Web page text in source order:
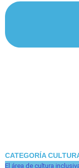
CATEGORÍA
El área de cultura